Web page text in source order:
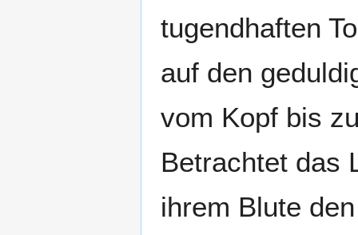
tugendhaften
auf den
vom Kopf bis
Betrachtet das
ihrem Blute